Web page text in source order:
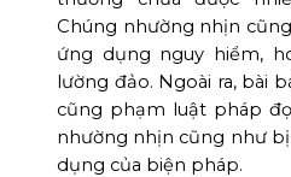
Chúng nhường nhịn
ứng dụng nguy hiểm,
lường đảo. Ngoài ra, bài
cũng phạm luật pháp
nhường nhịn cũng như
dụng của biện pháp.